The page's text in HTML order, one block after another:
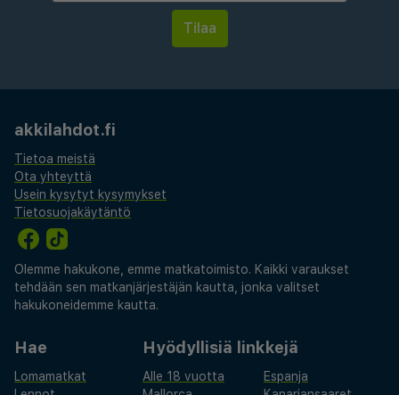
ympäristöä ja helppoa pääsyä julkiseen
liikenteeseen, varmistaen, että saat kaiken irti
akkilahdot.fi
Tietoa meistä
Ota yhteyttä
Usein kysytyt kysymykset
Tietosuojakäytäntö
Olemme hakukone, emme matkatoimisto. Kaikki varaukset
tehdään sen matkanjärjestäjän kautta, jonka valitset
hakukoneidemme kautta.
Hae
Lomamatkat
Hyödyllisiä linkkejä
Alle 18 vuotta
Espanja